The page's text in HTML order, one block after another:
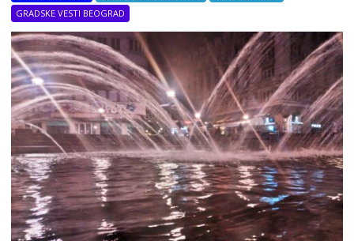
GRADSKE VESTI BEOGRAD